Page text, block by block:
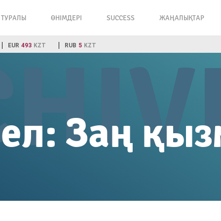
ТУРАЛЫ ӨНІМДЕРІ SUCCESS ЖАҢАЛЫҚТАР
EUR 493 KZT RUB 5 KZT
Заң